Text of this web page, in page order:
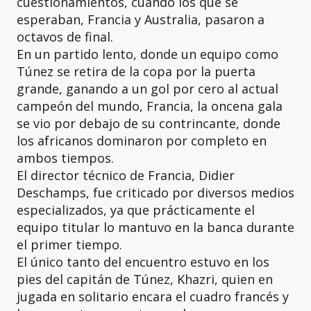
esperaban, Francia y Australia, pasaron a
octavos de final.
En un partido lento, donde un equipo como
Túnez se retira de la copa por la puerta
grande, ganando a un gol por cero al actual
campeón del mundo, Francia, la oncena gala
se vio por debajo de su contrincante, donde
los africanos dominaron por completo en
ambos tiempos.
El director técnico de Francia, Didier
Deschamps, fue criticado por diversos medios
especializados, ya que prácticamente el
equipo titular lo mantuvo en la banca durante
el primer tiempo.
El único tanto del encuentro estuvo en los
pies del capitán de Túnez, Khazri, quien en
jugada en solitario encara el cuadro francés y